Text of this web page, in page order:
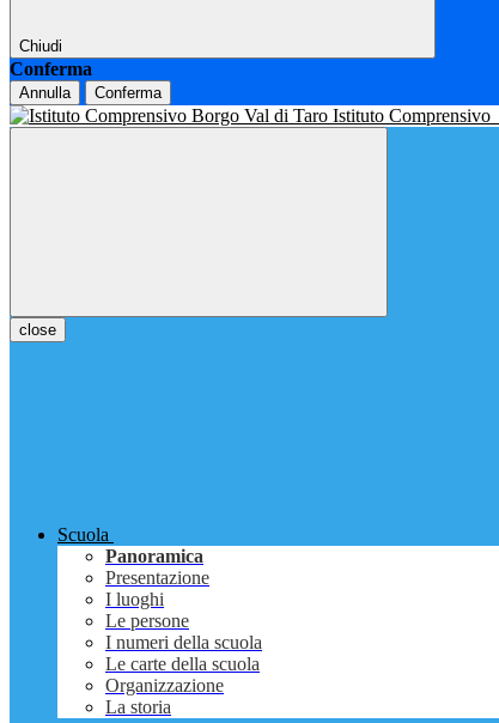
Chiudi
Conferma
Annulla Conferma
Istituto Comprensivo
close
Scuola
Panoramica
Presentazione
I luoghi
Le persone
I numeri della scuola
Le carte della scuola
Organizzazione
La storia